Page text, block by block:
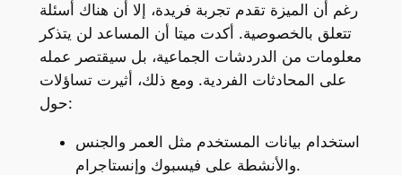
رغم أن الميزة تقدم تجربة فريدة، إلا أن هناك أسئلة
تتعلق بالخصوصية. أكدت ميتا أن المساعد لن يتذكر
معلومات من الدردشات الجماعية، بل سيقتصر عمله
على المحادثات الفردية. ومع ذلك، أثيرت تساؤلات
حول:
استخدام بيانات المستخدم مثل العمر والجنس
والأنشطة على فيسبوك وإنستاجرام.